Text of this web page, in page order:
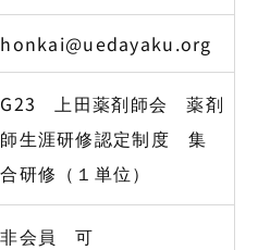
honkai@uedayaku.org
G23 上田薬剤師会 薬剤
師生涯研修認定制度 集
合研修（１単位）
非会員 可